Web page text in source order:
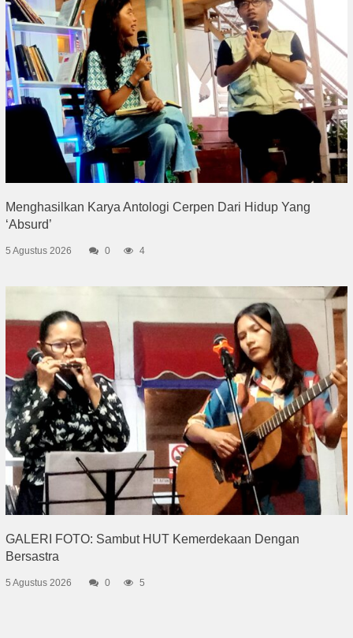
Menghasilkan Karya Antologi Cerpen Dari Hidup Yang
‘Absurd’
5 Agustus 2026 0 4
GALERI FOTO: Sambut HUT Kemerdekaan Dengan
Bersastra
5 Agustus 2026 0 5